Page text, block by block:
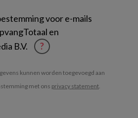
voor e-mails
en
B.V.
?
kunnen worden toegevoegd aan
met ons privacy statement.